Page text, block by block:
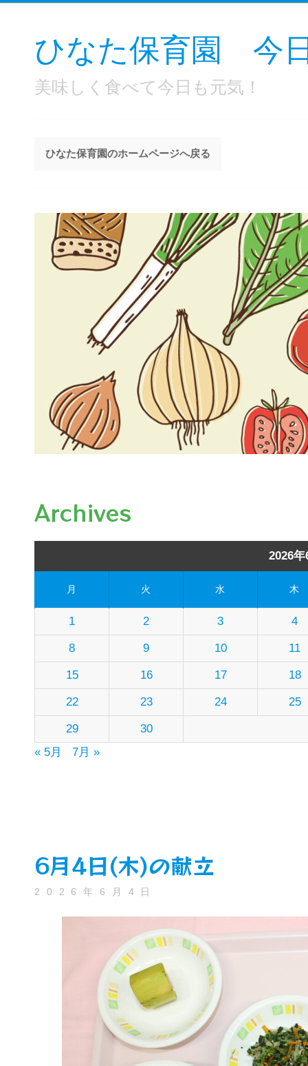
ひなた保育園 今
美味しく食べて今日も元気！
ひなた保育園のホームページへ戻る
Archives
2026年
月 火 水 木
1 2 3 4
8 9 10 11
15 16 17 18
22 23 24 25
29
30
« 5月
7月 »
6月4日(木)の献立
2026年6月4日